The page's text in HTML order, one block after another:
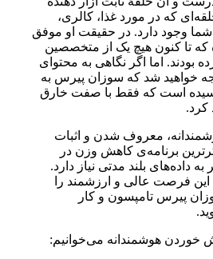
که در مورد غذا، کالری،
دارد. در حقیقت او موفق
کنون هیچ یک از متخصصین
اما اگر نگاهی به محتوای
شد که سوزان پیرس به
است که فقط با صفت خارق
معروف شدن و اثبات
برنامه‌ی کاهش وزن در
بلند مدتی نیاز دارد.
عالی و ارزشمند را
تامپسون و کار
هوشمندانه می‌خوانیم: